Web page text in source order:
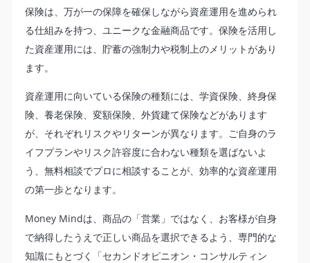
保険は、万が一の保障を確保しながら資産運用を進められ
る仕組みを持つ、ユニークな金融商品です。保険を活用し
た資産運用には、貯蓄の強制力や税制上のメリットがあり
ます。
資産運用に向いている保険の種類には、学資保険、終身保
険、養老保険、変額保険、外貨建て保険などがあります
が、それぞれリスクやリターンが異なります。ご自身のラ
イフプランやリスク許容度に合わない種類を選ばないよ
う、無料相談でプロに相談することが、効率的な資産運用
の第一歩となります。
Money Mindは、商品の「営業」ではなく、お客様が自身
で納得したうえで正しい商品を選択できるよう、専門的な
知識にもとづく「セカンドオピニオン・コンサルティン